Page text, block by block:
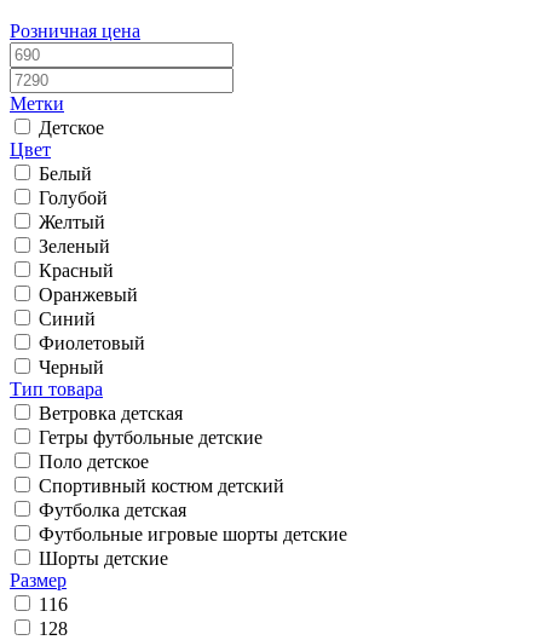
Розничная цена
Метки
Детское
Цвет
Белый
Голубой
Желтый
Зеленый
Красный
Оранжевый
Синий
Фиолетовый
Черный
Тип товара
Ветровка детская
Гетры футбольные детские
Поло детское
Спортивный костюм детский
Футболка детская
Футбольные игровые шорты детские
Шорты детские
Размер
116
128